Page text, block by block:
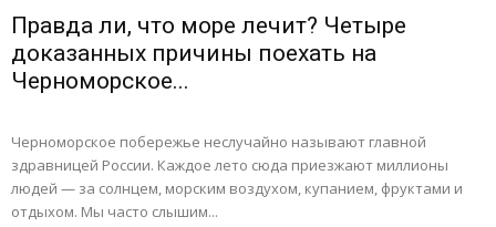
Правда ли, что море лечит? Четыре
доказанных причины поехать на
Черноморское...
Черноморское побережье неслучайно называют главной
здравницей России. Каждое лето сюда приезжают миллионы
людей — за солнцем, морским воздухом, купанием, фруктами и
отдыхом. Мы часто слышим...